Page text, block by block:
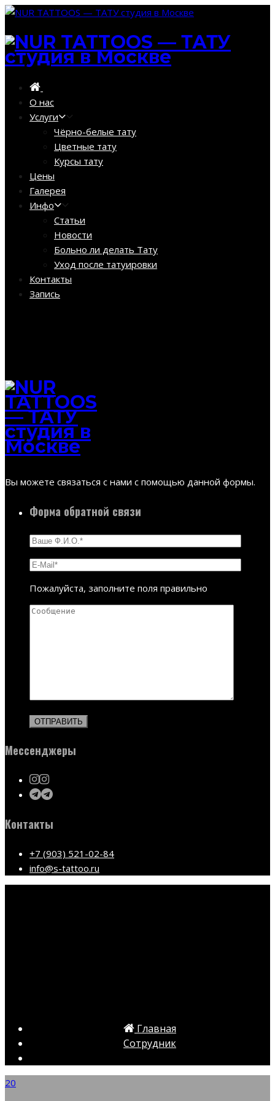
О нас
Услуги
Чёрно-белые тату
Цветные тату
Курсы тату
Цены
Галерея
Инфо
Статьи
Новости
Больно ли делать Тату
Уход после татуировки
Контакты
Запись
Вы можете связаться с нами с помощью данной формы.
Форма обратной связи
Пожалуйста, заполните поля правильно
Мессенджеры
Контакты
+7 (903) 521-02-84
info@s-tattoo.ru
Главная
Сотрудник
20